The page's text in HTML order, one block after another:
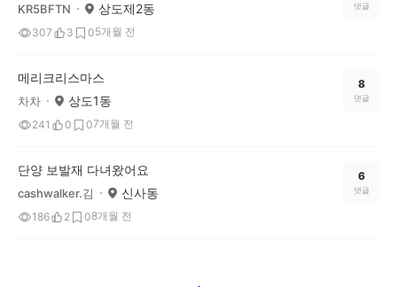
KR5BFTN 상도제2동
307 3 05개월 전
댓글
메리크리스마스
차차 상도1동
241 0 07개월 전
8
댓글
단양 보발재 다녀왔어요
cashwalker.김 신사동
186 2 08개월 전
6
댓글